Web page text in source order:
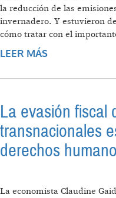
la reducción de las
invernadero. Y estuvieron
cómo tratar con el
LEER MÁS
La evasión fiscal
transnacionales
derechos
La economista Claudine